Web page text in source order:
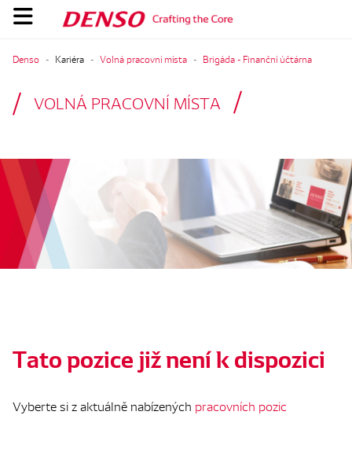
Denso Kariéra Volná pracovní místa Brigáda - Finanční účtárna
VOLNÁ PRACOVNÍ MÍSTA
Tato pozice již není k dispozici
Vyberte si z aktuálně nabízených pracovních pozic